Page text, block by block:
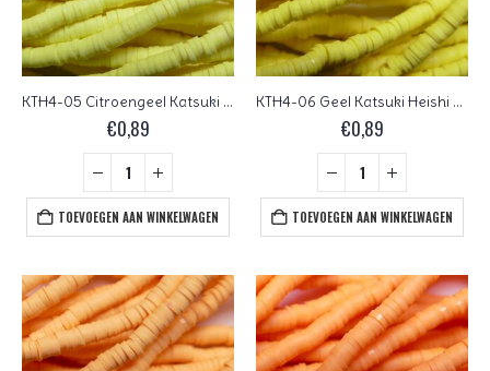
KTH4-05 Citroengeel Katsuki Heishi Disc Beads 4 mm
€0,89
TOEVOEGEN AAN WINKELWAGEN
KTH4-06 Geel Katsuki Heishi Disc Beads 4 mm
€0,89
TOEVOEGEN AAN WINKELWAGEN